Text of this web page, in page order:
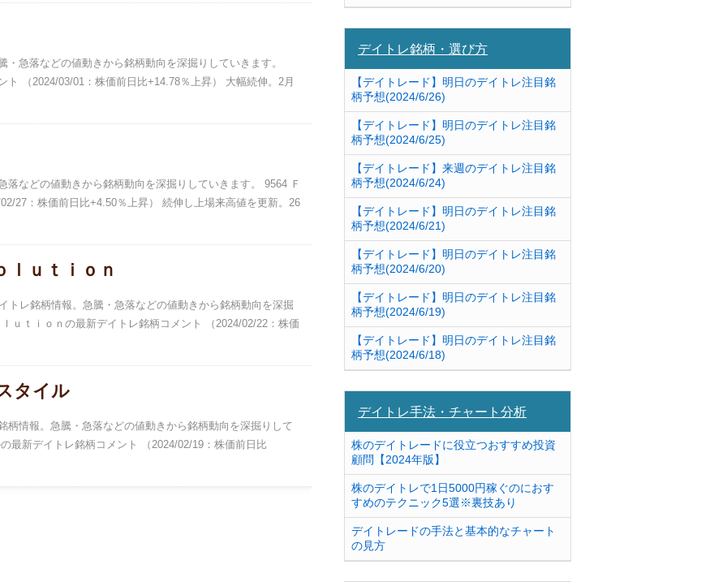
急落などの値動きから銘柄動向を深掘りしていきます。
ト （2024/03/01：株価前日比+14.78％上昇） 大幅続伸。2月
落などの値動きから銘柄動向を深掘りしていきます。 9564 Ｆ
27：株価前日比+4.50％上昇） 続伸し上場来高値を更新。26
ｕｔｉｏｎ
レ銘柄情報。急騰・急落などの値動きから銘柄動向を深掘
ｕｔｉｏｎの最新デイトレ銘柄コメント （2024/02/22：株価
タイル
柄情報。急騰・急落などの値動きから銘柄動向を深掘りして
最新デイトレ銘柄コメント （2024/02/19：株価前日比
デイトレ銘柄・選び方
【デイトレード】明日のデイトレ注目銘
柄予想(2024/6/26)
【デイトレード】明日のデイトレ注目銘
柄予想(2024/6/25)
【デイトレード】来週のデイトレ注目銘
柄予想(2024/6/24)
【デイトレード】明日のデイトレ注目銘
柄予想(2024/6/21)
【デイトレード】明日のデイトレ注目銘
柄予想(2024/6/20)
【デイトレード】明日のデイトレ注目銘
柄予想(2024/6/19)
【デイトレード】明日のデイトレ注目銘
柄予想(2024/6/18)
デイトレ手法・チャート分析
株のデイトレードに役立つおすすめ投資
顧問【2024年版】
株のデイトレで1日5000円稼ぐのにおす
すめのテクニック5選※裏技あり
デイトレードの手法と基本的なチャート
の見方